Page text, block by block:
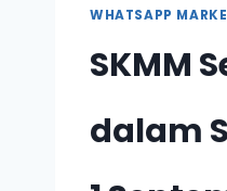
WHATSAPP
SKMM
dalam